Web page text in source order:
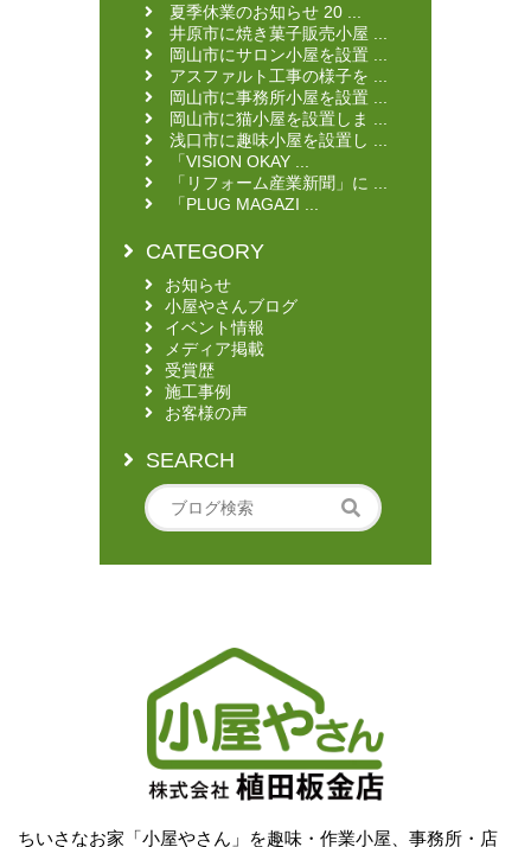
夏季休業のお知らせ 20 ...
井原市に焼き菓子販売小屋 ...
岡山市にサロン小屋を設置 ...
アスファルト工事の様子を ...
岡山市に事務所小屋を設置 ...
岡山市に猫小屋を設置しま ...
浅口市に趣味小屋を設置し ...
「VISION OKAY ...
「リフォーム産業新聞」に ...
「PLUG MAGAZI ...
CATEGORY
お知らせ
小屋やさんブログ
イベント情報
メディア掲載
受賞歴
施工事例
お客様の声
SEARCH
ちいさなお家「小屋やさん」を趣味・作業小屋、事務所・店